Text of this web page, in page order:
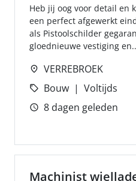
Heb jij oog voor detail en
een perfect afgewerkt
als Pistoolschilder
gloednieuwe vestiging
VERREBROEK
Bouw
Voltijds
8 dagen geleden
Machinist